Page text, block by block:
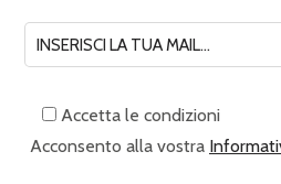
Accetta le condizioni
Acconsento alla vostra